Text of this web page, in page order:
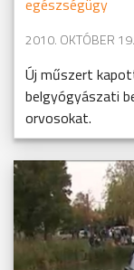
2010. OKTÓBER
Új műszert
belgyógyászati
orvosokat.